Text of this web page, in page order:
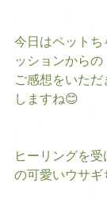
今日はペット
ッションからの
ご感想をいた
しますね😊
ヒーリングを
の可愛いウサギ